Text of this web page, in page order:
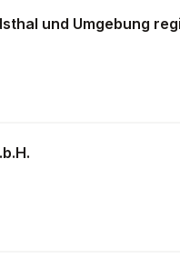
und Umgebung